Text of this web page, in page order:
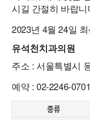
시길 간절히 바랍니
2023년 4월 24일
유석천치과의원
주소 : 서울특별시
예약 : 02-2246-0701
종류